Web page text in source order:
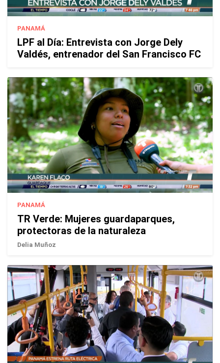
PANAMÁ
LPF al Día: Entrevista con Jorge Dely
Valdés, entrenador del San Francisco FC
PANAMÁ
TR Verde: Mujeres guardaparques,
protectoras de la naturaleza
Delia Muñoz